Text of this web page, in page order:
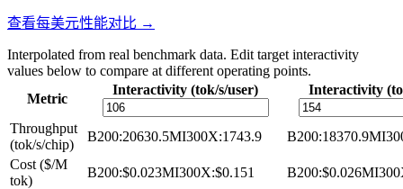
查看每美元性能对比 →
Interpolated from real benchmark data. Edit target interactivity
values below to compare at different operating points.
Metric
Interactivity (tok/s/user) Interactivity
Throughput
(tok/s/chip)
B200:20630.5MI300X:1743.9 B200:18370.9
Cost ($/M
tok)
B200:$0.023MI300X:$0.151 B200:$0.026